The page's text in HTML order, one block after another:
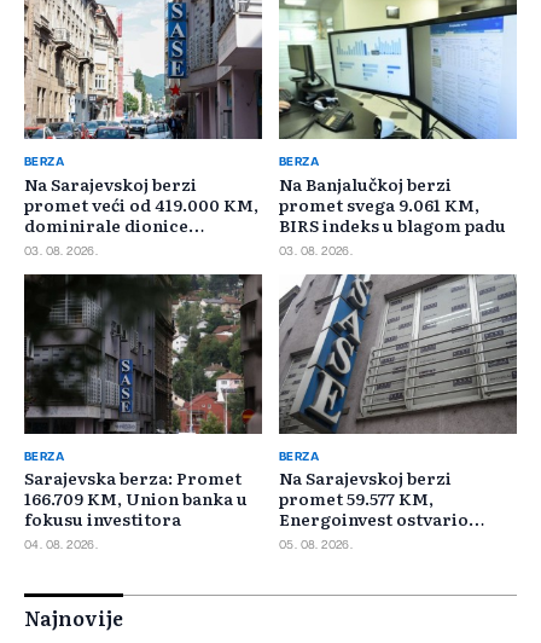
BERZA
Na Sarajevskoj berzi
promet veći od 419.000 KM,
dominirale dionice
Privredne banke Sarajevo
03. 08. 2026.
BERZA
Na Banjalučkoj berzi
promet svega 9.061 KM,
BIRS indeks u blagom padu
03. 08. 2026.
BERZA
Sarajevska berza: Promet
166.709 KM, Union banka u
fokusu investitora
04. 08. 2026.
BERZA
Na Sarajevskoj berzi
promet 59.577 KM,
Energoinvest ostvario
najveći promet
05. 08. 2026.
Najnovije